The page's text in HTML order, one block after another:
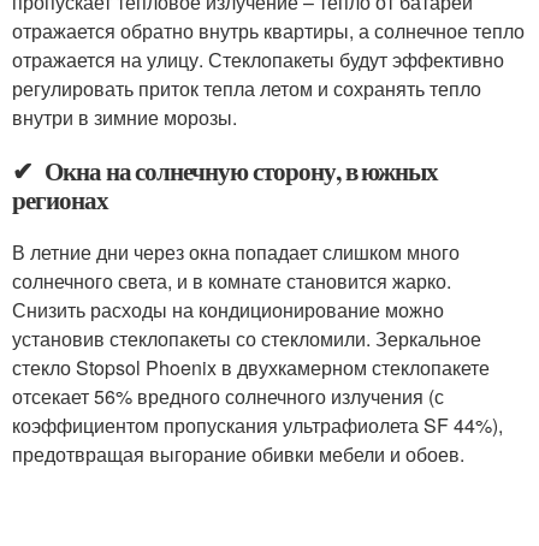
отражается обратно внутрь квартиры, а солнечное тепло
отражается на улицу. Стеклопакеты будут эффективно
регулировать приток тепла летом и сохранять тепло
внутри в зимние морозы.
✔ Окна на солнечную сторону, в южных
регионах
В летние дни через окна попадает слишком много
солнечного света, и в комнате становится жарко.
Снизить расходы на кондиционирование можно
установив стеклопакеты со стекломили. Зеркальное
стекло Stopsol Phoenix в двухкамерном стеклопакете
отсекает 56% вредного солнечного излучения (с
коэффициентом пропускания ультрафиолета SF 44%),
предотвращая выгорание обивки мебели и обоев.